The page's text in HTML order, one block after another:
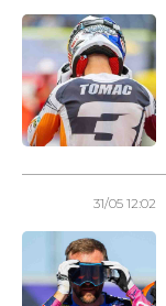
31/05 12:02